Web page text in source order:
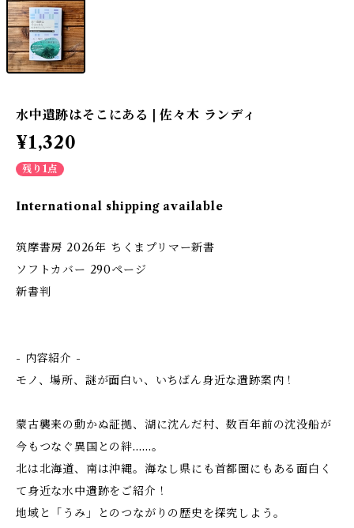
水中遺跡はそこにある | 佐々木 ランディ
¥1,320
残り1点
International shipping available
筑摩書房 2026年 ちくまプリマー新書
ソフトカバー 290ページ
新書判
- 内容紹介 -
モノ、場所、謎が面白い、いちばん身近な遺跡案内！
蒙古襲来の動かぬ証拠、湖に沈んだ村、数百年前の沈没船が
今もつなぐ異国との絆……。
北は北海道、南は沖縄。海なし県にも首都圏にもある面白く
て身近な水中遺跡をご紹介！
地域と「うみ」とのつながりの歴史を探究しよう。